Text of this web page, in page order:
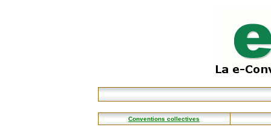
Conventions collectives